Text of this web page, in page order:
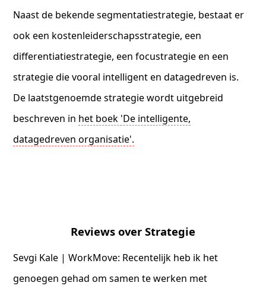
Naast de bekende segmentatiestrategie, bestaat er
ook een kostenleiderschapsstrategie, een
differentiatiestrategie, een focustrategie en een
strategie die vooral intelligent en datagedreven is.
De laatstgenoemde strategie wordt uitgebreid
beschreven in het boek 'De intelligente,
datagedreven organisatie'.
Reviews over Strategie
Sevgi Kale | WorkMove: Recentelijk heb ik het
genoegen gehad om samen te werken met